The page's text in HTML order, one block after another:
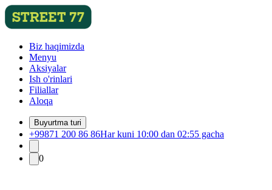
Biz haqimizda
Menyu
Aksiyalar
Ish o'rinlari
Filiallar
Aloqa
Buyurtma turi
+99871 200 86 86Har kuni 10:00 dan 02:55 gacha
0